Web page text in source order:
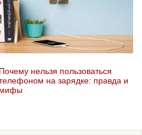
Почему нельзя пользоваться
на зарядке: правда и
мифы